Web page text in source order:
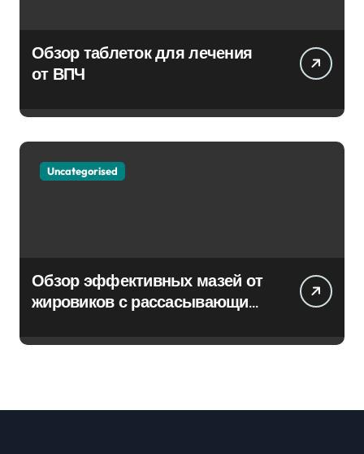
Обзор таблеток для лечения
от ВПЧ
Uncategorised
Обзор эффективных мазей от
жировиков с рассасывающим